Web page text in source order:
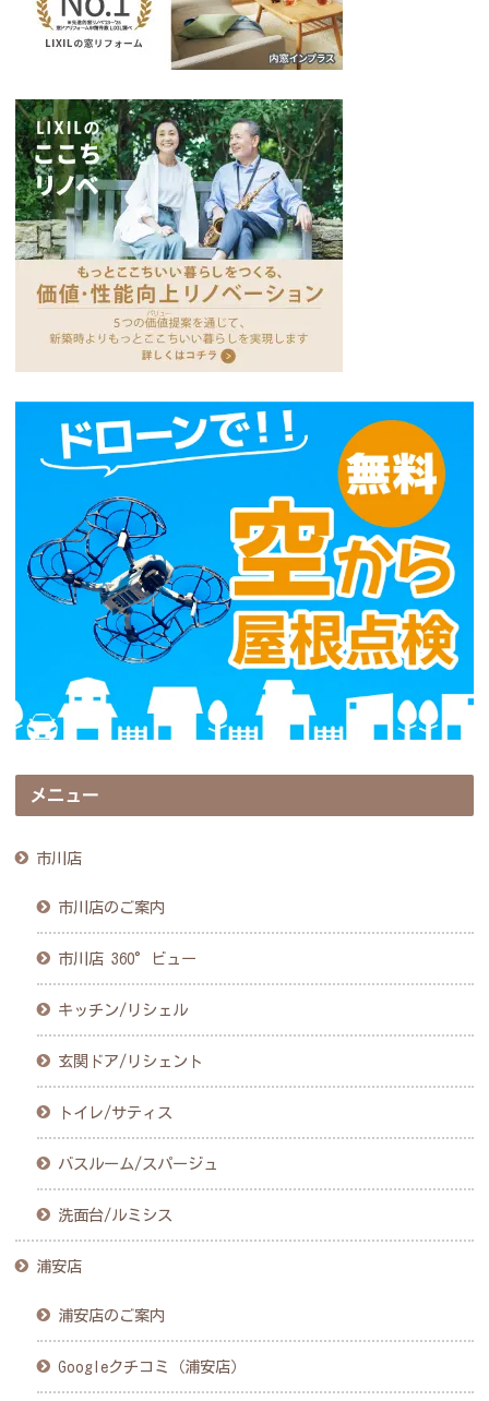
メニュー
市川店
市川店のご案内
市川店 360°ビュー
キッチン/リシェル
玄関ドア/リシェント
トイレ/サティス
バスルーム/スパージュ
洗面台/ルミシス
浦安店
浦安店のご案内
Googleクチコミ（浦安店）